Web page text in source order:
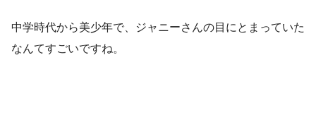
中学時代から美少年で、ジャニーさんの目にとまっていた
なんてすごいですね。